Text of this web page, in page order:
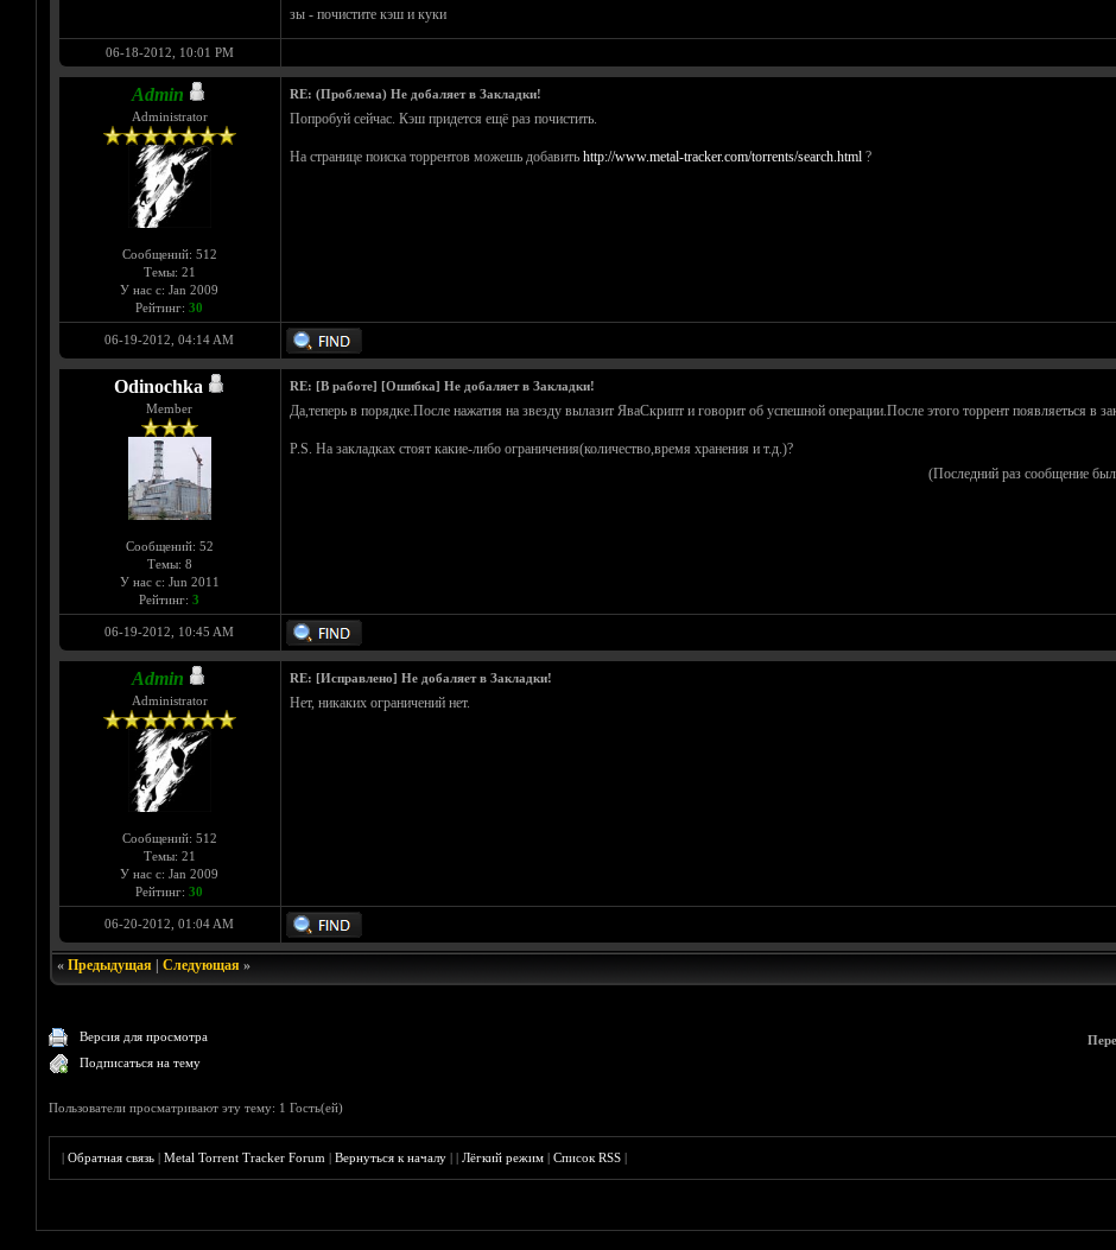
зы - почистите кэш и куки
06-18-2012, 10:01 PM
Admin
Administrator
Сообщений: 512
Темы: 21
У нас с: Jan 2009
Рейтинг: 30
RE: (Проблема) Не добаляет в Закладки!
Попробуй сейчас. Кэш придется ещё раз почистить.
На странице поиска торрентов можешь добавить http://www.metal-tracker.com/torrents/search.html?
06-19-2012, 04:14 AM
Odinochka
Member
Сообщений: 52
Темы: 8
У нас с: Jun 2011
Рейтинг: 3
RE: [В работе] [Ошибка] Не добаляет в Закладки!
Да,теперь в порядке.После нажатия на звезду вылазит ЯваСкрипт и говорит об успешной операции.После этого торрент появляеться в
P.S. На закладках стоят какие-либо ограничения(количество,время хранения и т.д.)?
(Последний раз сообщение
06-19-2012, 10:45 AM
Admin
Administrator
Сообщений: 512
Темы: 21
У нас с: Jan 2009
Рейтинг: 30
RE: [Исправлено] Не добаляет в Закладки!
Нет, никаких ограничений нет.
06-20-2012, 01:04 AM
« Предыдущая| Следующая»
Версия для просмотра
Подписаться на тему
Пользователи просматривают эту тему: 1 Гость(ей)
|Обратная связь |Metal Torrent Tracker Forum |Вернуться к началу ||Лёгкий режим |Список RSS |